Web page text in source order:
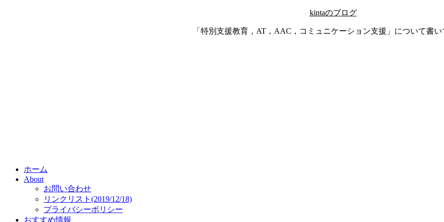
kintaのブログ
「特別支援教育，AT，AAC，コミュニケーション支援」について書
ホーム
About
お問い合わせ
リンクリスト(2019/12/18)
プライバシーポリシー
おすすめ情報